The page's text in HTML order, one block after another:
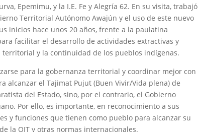
Epemimu, y la I.E. Fe y Alegría 62. En su visita, trabajó
Territorial Autónomo Awajún y el uso de este nuevo
inicios hace unos 20 años, frente a la paulatina
facilitar el desarrollo de actividades extractivas y
y la continuidad de los pueblos indígenas.
para la gobernanza territorial y coordinar mejor con
alcanzar el Tajimat Pujut (Buen Vivir/Vida plena) de
del Estado, sino, por el contrario, el Gobierno
Por ello, es importante, en reconocimiento a sus
y funciones que tienen como pueblo para alcanzar su
la OIT y otras normas internacionales.